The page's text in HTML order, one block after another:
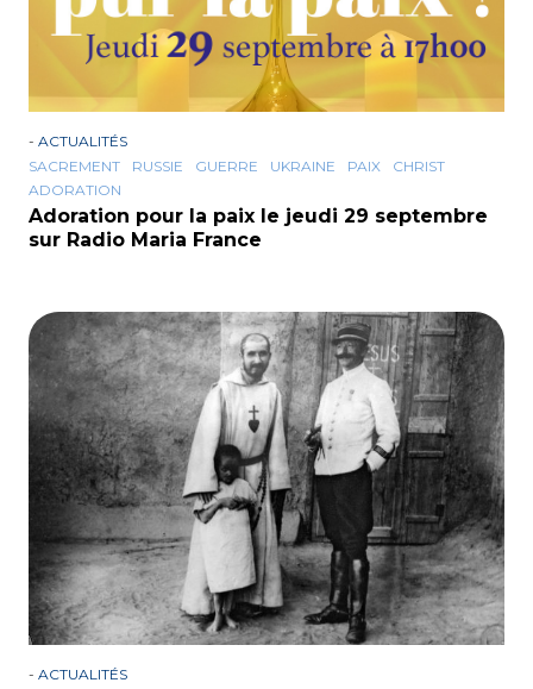
- ACTUALITÉS
SACREMENT
RUSSIE GUERRE UKRAINE PAIX
CHRIST
ADORATION
Adoration pour la paix le jeudi 29 septembre
sur Radio Maria France
- ACTUALITÉS